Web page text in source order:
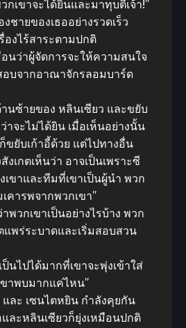
กเขาจะได้ยินและมาทุบตีเจ้า!”
ชายของเธออย่างรวดเร็ว
องไร้สาระตามปกติ
นว่าผู้จัดการจะให้ความสนใจ
อบจากอาณาจักรลอมบาร์ด
นซ้ายของ หลินเซียว และขยับ
าจะไม่ได้ยิน เมื่อเห็นอย่างนั้น
ขยับเก้าอี้ด้วย แต่ไปทางอื่น
งเกตเห็นว่า อาจเป็นเพราะซี
เขาและทีมที่เขาเป็นผู้นำ พวก
คารพจากพวกเขา”
พวกเขาเป็นอย่างไรบ้าง พวก
แพร่ระบาดและเริ่มสอบสวน
ป็นไปได้มากที่เขาจะพุ่งเข้าใส่
าพบมากแค่ไหน”
ละ เซนไตหยิน กำลังคุยกัน
และหลินเซียวก็ยุ่งเหมือนปกติ